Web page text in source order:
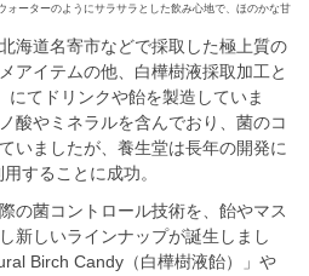
ーターのようにサラサラとした飲み心地で、ほのかな甘
海道名寄市などで採取した極上質の
アイテムの他、白樺樹液採取加工と
てドリンクや飴を製造していま
酸やミネラルを含んでおり、菌のコ
いましたが、養生堂は長年の開発に
することに成功。
の菌コントロール技術を、飴やマス
新しいラインナップが誕生しまし
Birch Candy（白樺樹液飴）」や